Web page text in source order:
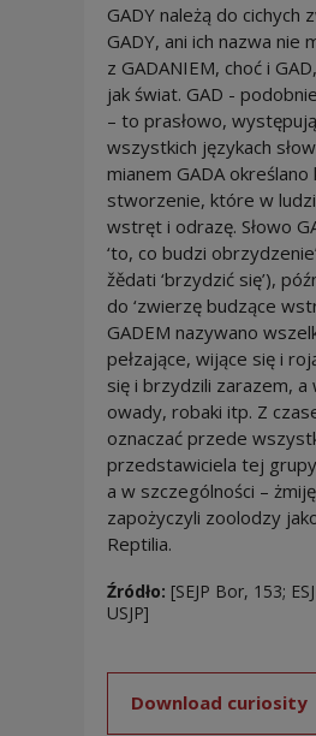
GADY należą do cichych
GADY, ani ich nazwa nie
z GADANIEM, choć i
jak świat. GAD -
– to prasłowo,
wszystkich językach
mianem GADA określano
stworzenie, które w
wstręt i odrazę. Słowo
‘to, co budzi
žědati ‘brzydzić się’),
do ‘zwierzę budzące
GADEM nazywano
pełzające, wijące się i
się i brzydzili zarazem, a
owady, robaki itp. Z
oznaczać przede
przedstawiciela tej
a w szczególności –
zapożyczyli zoolodzy
Reptilia.
Źródło: [SEJP Bor, 153;
USJP]
Download curiosity
Note,